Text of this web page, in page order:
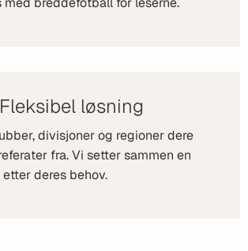
Fleksibel løsning
divisjoner og regioner dere
fra. Vi setter sammen en
deres behov.